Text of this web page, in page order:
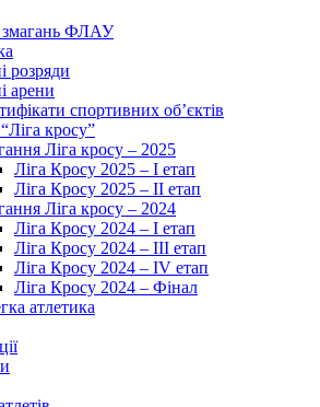
змагань ФЛАУ
розряди
арени
спортивних об’єктів
кросу”
Ліга кросу – 2025
Ліга Кросу 2025 – I етап
Ліга Кросу 2025 – II етап
Ліга кросу – 2024
Ліга Кросу 2024 – I етап
Ліга Кросу 2024 – III етап
Ліга Кросу 2024 – IV етап
Ліга Кросу 2024 – Фінал
атлетика